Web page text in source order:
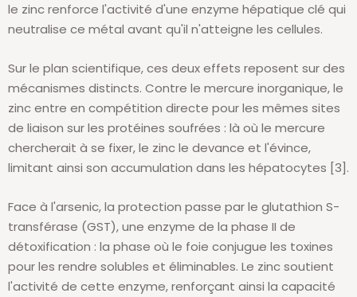
le zinc renforce l'activité d'une enzyme hépatique clé qui
neutralise ce métal avant qu'il n'atteigne les cellules.
Sur le plan scientifique, ces deux effets reposent sur des
mécanismes distincts. Contre le mercure inorganique, le
zinc entre en compétition directe pour les mêmes sites
de liaison sur les protéines soufrées : là où le mercure
chercherait à se fixer, le zinc le devance et l'évince,
limitant ainsi son accumulation dans les hépatocytes [3].
Face à l'arsenic, la protection passe par le glutathion S-
transférase (GST), une enzyme de la phase II de
détoxification : la phase où le foie conjugue les toxines
pour les rendre solubles et éliminables. Le zinc soutient
l'activité de cette enzyme, renforçant ainsi la capacité